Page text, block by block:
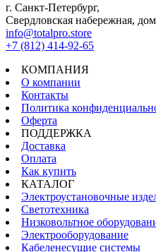
г. Санкт-Петербург,
Свердловская набережная,
info@totalpro.store
+7 (812) 414-92-65
КОМПАНИЯ
О компании
Контакты
Политика
Оферта
ПОДДЕРЖКА
Доставка
Оплата
Как купить
КАТАЛОГ
Электроустановочные
Светотехника
Низковольтное
Электрооборудование
Кабеленесущие системы